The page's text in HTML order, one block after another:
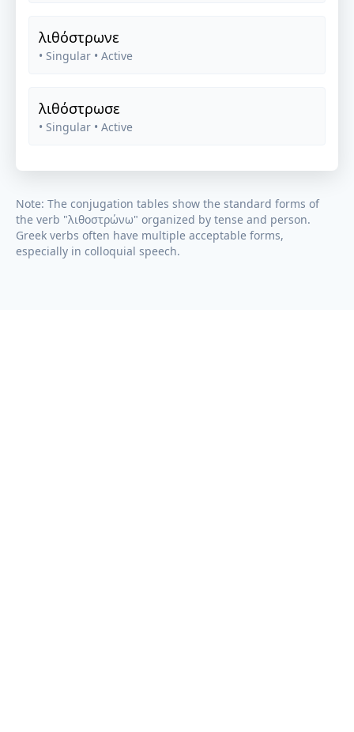
λιθόστρωνε
• Singular • Active
λιθόστρωσε
• Singular • Active
Note: The conjugation tables show the standard forms of
the verb "λιθοστρώνω" organized by tense and person.
Greek verbs often have multiple acceptable forms,
especially in colloquial speech.